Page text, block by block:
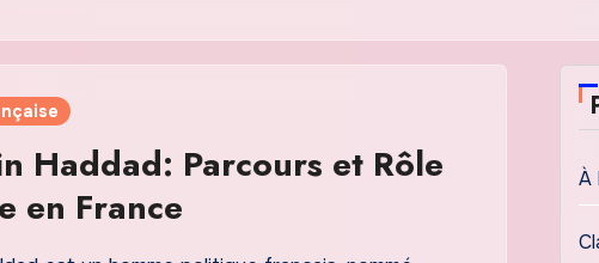
Haddad: Parcours et Rôle
en France
À